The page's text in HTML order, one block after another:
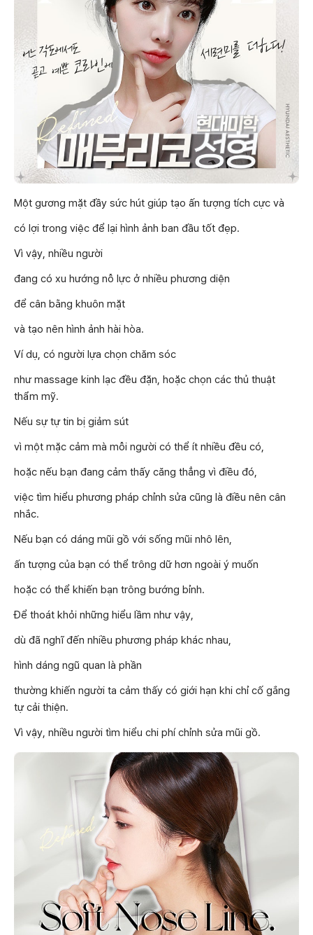
Một gương mặt đầy sức hút giúp tạo ấn tượng tích cực và
có lợi trong việc để lại hình ảnh ban đầu tốt đẹp.
Vì vậy, nhiều người
đang có xu hướng nỗ lực ở nhiều phương diện
để cân bằng khuôn mặt
và tạo nên hình ảnh hài hòa.
Ví dụ, có người lựa chọn chăm sóc
như massage kinh lạc đều đặn, hoặc chọn các thủ thuật
thẩm mỹ.
Nếu sự tự tin bị giảm sút
vì một mặc cảm mà mỗi người có thể ít nhiều đều có,
hoặc nếu bạn đang cảm thấy căng thẳng vì điều đó,
việc tìm hiểu phương pháp chỉnh sửa cũng là điều nên cân
nhắc.
Nếu bạn có dáng mũi gồ với sống mũi nhô lên,
ấn tượng của bạn có thể trông dữ hơn ngoài ý muốn
hoặc có thể khiến bạn trông bướng bỉnh.
Để thoát khỏi những hiểu lầm như vậy,
dù đã nghĩ đến nhiều phương pháp khác nhau,
hình dáng ngũ quan là phần
thường khiến người ta cảm thấy có giới hạn khi chỉ cố gắng
tự cải thiện.
Vì vậy, nhiều người tìm hiểu chi phí chỉnh sửa mũi gồ.